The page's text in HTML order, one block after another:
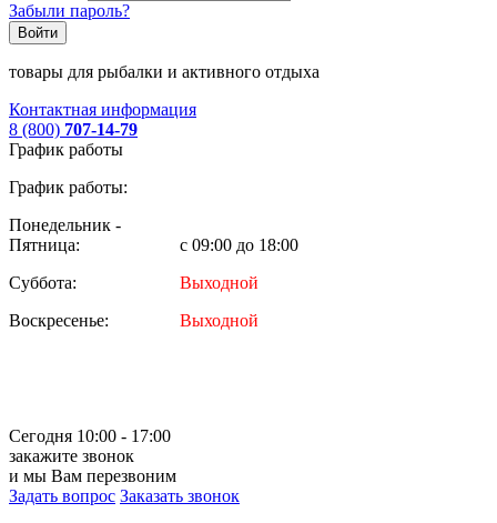
Забыли пароль?
Войти
товары для рыбалки и активного отдыха
Контактная информация
8 (800) 707-14-79
График работы
График работы:
Понедельник -
Пятница:
с 09:00 до 18:00
Суббота:
Выходной
Воскресенье:
Выходной
Сегодня 10:00 - 17:00
закажите звонок
и мы Вам перезвоним
Задать вопрос Заказать звонок